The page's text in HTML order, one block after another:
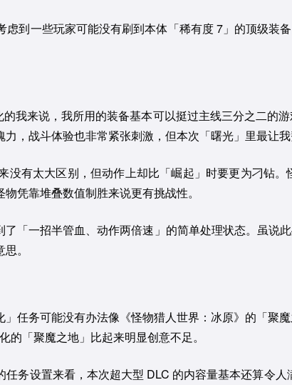
到一些玩家可能没有刷到本体「稀有度 7」的顶级装
我来说，我所用的装备基本可以挺过主线三分之二的
，战斗体验也非常紧张刺激，但本次「曙光」里最让
有太大区别，但动作上却比「崛起」时要更为刁钻
凭靠堆叠数值制胜来说更有挑战性。
「一招半管血、动作两倍速」的简单处理状态。虽说
。
任务可能没有办法像《怪物猎人世界：冰原》的「聚
「聚魔之地」比起来明显创意不足。
务设置来看，本次超大型 DLC 的内容量基本还算令